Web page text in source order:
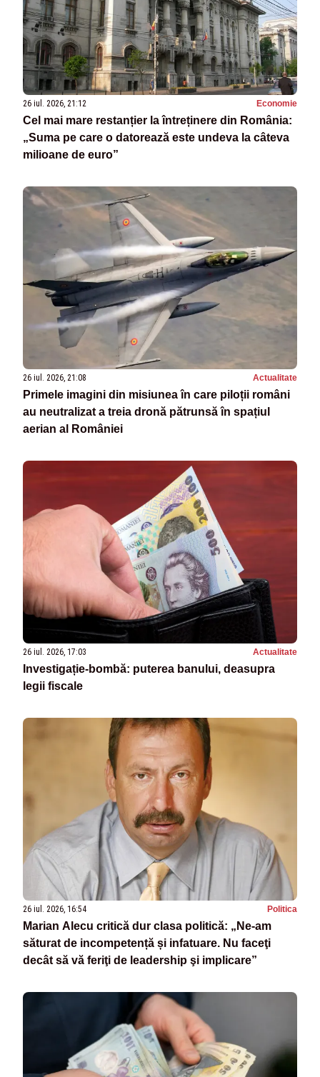
26 iul. 2026, 21:12 Economie
Cel mai mare restanțier la întreținere din România:
„Suma pe care o datorează este undeva la câteva
milioane de euro”
26 iul. 2026, 21:08 Actualitate
Primele imagini din misiunea în care piloții români
au neutralizat a treia dronă pătrunsă în spațiul
aerian al României
26 iul. 2026, 17:03 Actualitate
Investigație-bombă: puterea banului, deasupra
legii fiscale
26 iul. 2026, 16:54 Politica
Marian Alecu critică dur clasa politică: „Ne-am
săturat de incompetență și infatuare. Nu faceţi
decât să vă feriţi de leadership şi implicare”